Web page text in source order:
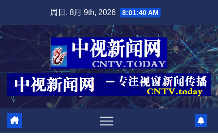
内
周日. 8月 9th, 2026 8:01:41 AM